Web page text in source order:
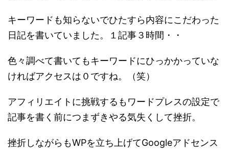
キーワードも知らないでひたすら内容にこだわった
日記を書いていました。１記事３時間・・
色々調べて書いてもキーワードにひっかかっていな
ければアクセスは０ですね。（笑）
アフィリエイトに挑戦するもワードプレスの設定で
記事を書く前につまずきやる気失くして挫折。
挫折しながらもWPを立ち上げてGoogleアドセンス